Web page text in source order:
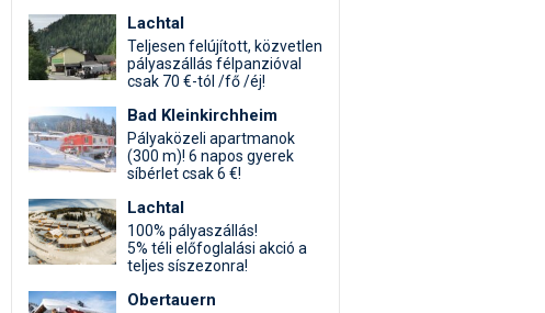
Lachtal
Teljesen felújított, közvetlen
pályaszállás félpanzióval
csak 70 €-tól /fő /éj!
Bad Kleinkirchheim
Pályaközeli apartmanok
(300 m)! 6 napos gyerek
síbérlet csak 6 €!
Lachtal
100% pályaszállás!
5% téli előfoglalási akció a
teljes síszezonra!
Obertauern